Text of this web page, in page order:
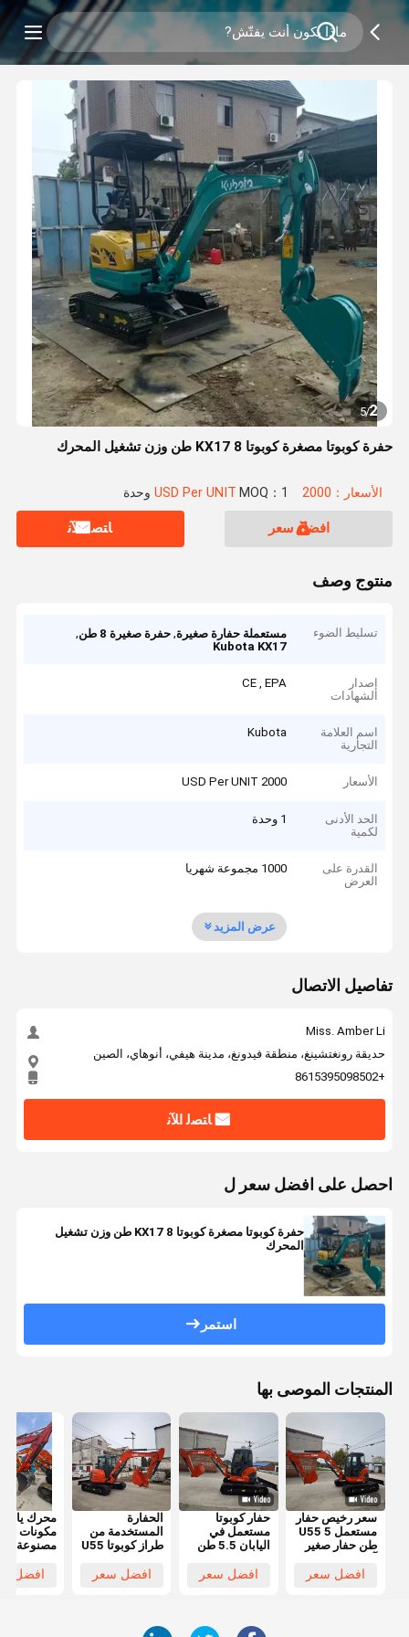
2
/
5
حفرة كوبوتا مصغرة كوبوتا KX17 8 طن وزن تشغيل المحرك
الأسعار：2000 USD Per UNIT MOQ：1 وحدة
افضل سعر ﺎﺘﺼﻟ ﺍﻶﻧ
منتوج وصف
تسليط الضوء مستعملة حفارة صغيرة,حفرة صغيرة 8 طن
,
Kubota KX17
إصدار
الشهادات
CE , EPA
اسم العلامة
التجارية
Kubota
الأسعار 2000 USD Per UNIT
الحد الأدنى
لكمية
1 وحدة
القدرة على
العرض
1000 مجموعة شهريا
عرض المزيد
تفاصيل الاتصال
Miss. Amber Li
حديقة رونغتشينغ، منطقة فيدونغ، مدينة هيفي، أنوهاي، الصين
+8615395098502
ﺎﺘﺼﻟ ﺍﻶﻧ
احصل على افضل سعر ل
حفرة كوبوتا مصغرة كوبوتا KX17 8 طن وزن تشغيل
المحرك
استمر
المنتجات الموصى بها
سعر رخيص حفار
مستعمل U55 5
طن حفار صغير
جديدة للبيع
افضل سعر
حفار كوبوتا
مستعمل في
اليابان 5.5 طن
كوبوتا U55 حفار
صغير مستعمل
للمزرعة مع
افضل سعر
الحفارة
المستخدمة من
طراز كوبوتا U55
حفر كوبوتا U55
افضل سعر
محرك
مكونات
مصنوعة
عالية حفارة
افضل